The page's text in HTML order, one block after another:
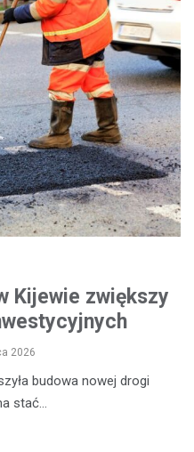
Kijewie zwiększy
2026
budowa nowej drogi
stać…